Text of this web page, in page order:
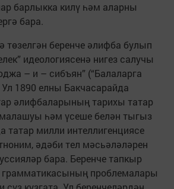
барлыкка килү һәм аларны
бара.
төзелгән беренче әлифба булып
идеологиясенә нигез салучы
– и – сибъян” (“Балаларга
1890 елны Бакчасарайда
әлифбаларының тарихы татар
һәм үсеше белән тыгыз
татар милли интеллигенциясе
әдәби тел мәсьәләләрен
бара. Беренче тапкыр
грамматикасының проблемалары